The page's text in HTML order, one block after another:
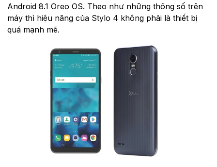
Android 8.1 Oreo OS. Theo như những thông số trên
máy thì hiệu năng của Stylo 4 không phải là thiết bị
quá mạnh mẽ.